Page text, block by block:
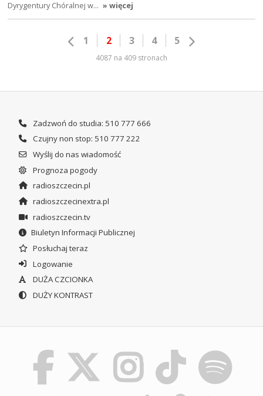
Dyrygentury Chóralnej w… » więcej
1 2 3 4 5
4087 na 409 stronach
Zadzwoń do studia: 510 777 666
Czujny non stop: 510 777 222
Wyślij do nas wiadomość
Prognoza pogody
radioszczecin.pl
radioszczecinextra.pl
radioszczecin.tv
Biuletyn Informacji Publicznej
Posłuchaj teraz
Logowanie
DUŻA CZCIONKA
DUŻY KONTRAST